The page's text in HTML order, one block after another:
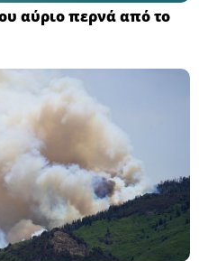
αύριο περνά από το